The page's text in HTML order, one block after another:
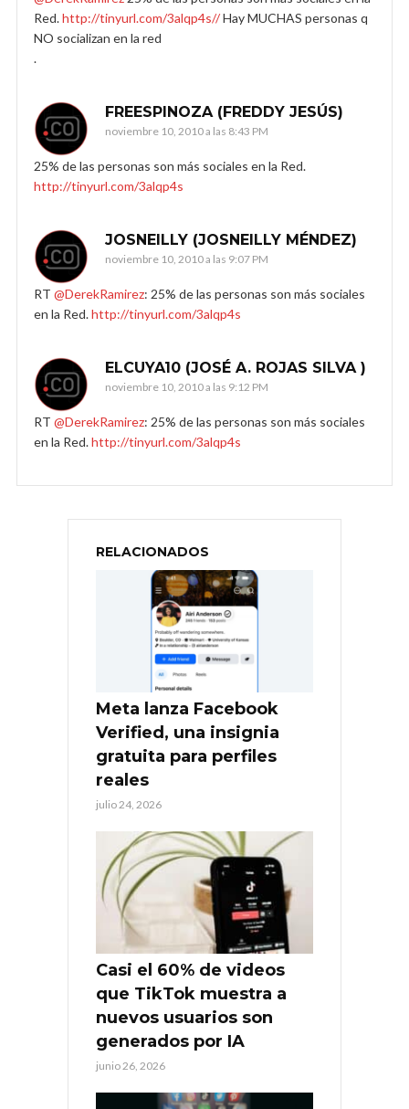
Red.http://tinyurl.com/3alqp4s//Hay MUCHAS personas q
NO socializan en la red
.
FREESPINOZA (FREDDY JESÚS)
noviembre 10, 2010 a las 8:43 PM
25% de las personas son más sociales en la Red.
http://tinyurl.com/3alqp4s
JOSNEILLY (JOSNEILLY MÉNDEZ)
noviembre 10, 2010 a las 9:07 PM
RT @DerekRamirez: 25% de las personas son más sociales
en la Red.http://tinyurl.com/3alqp4s
ELCUYA10 (JOSÉ A. ROJAS SILVA )
noviembre 10, 2010 a las 9:12 PM
RT @DerekRamirez: 25% de las personas son más sociales
en la Red.http://tinyurl.com/3alqp4s
RELACIONADOS
Meta lanza Facebook
Verified, una insignia
gratuita para perfiles
reales
julio 24, 2026
Casi el 60% de videos
que TikTok muestra a
nuevos usuarios son
generados por IA
junio 26, 2026